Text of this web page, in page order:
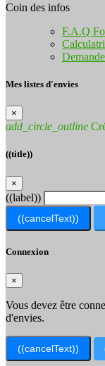
Coin des infos
F.A.Q
Mes listes d'envies
×
add_circle_outline
((title))
×
((label))
((cancelText))
Connexion
×
Vous devez être
d'envies.
((cancelText))